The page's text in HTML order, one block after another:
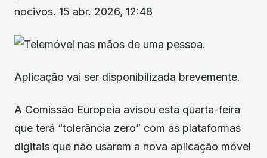
nocivos. 15 abr. 2026, 12:48
Aplicação vai ser disponibilizada brevemente.
A Comissão Europeia avisou esta quarta-feira
que terá “tolerância zero” com as plataformas
digitais que não usarem a nova aplicação móvel